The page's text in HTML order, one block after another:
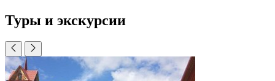
Туры и экскурсии